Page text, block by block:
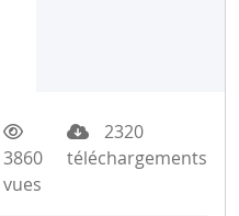
3860
vues
2320
téléchargements